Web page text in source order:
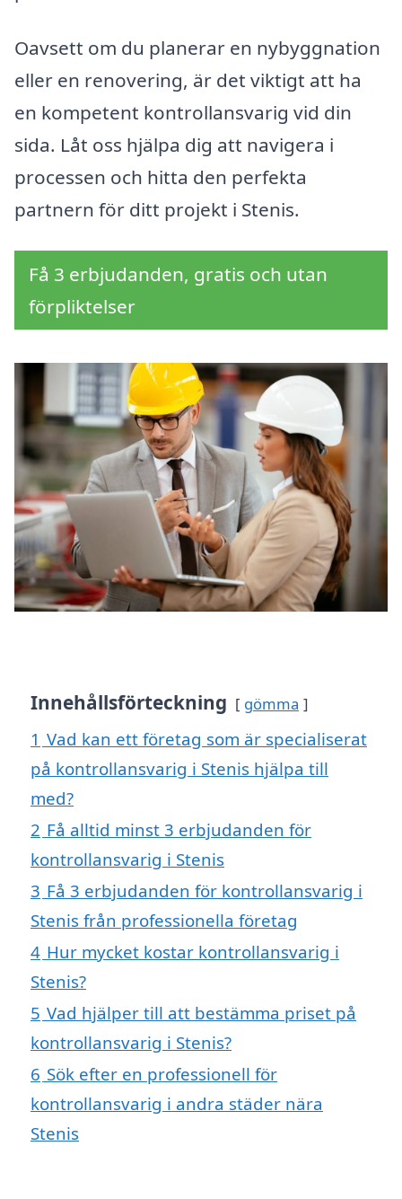
Oavsett om du planerar en nybyggnation
eller en renovering, är det viktigt att ha
en kompetent kontrollansvarig vid din
sida. Låt oss hjälpa dig att navigera i
processen och hitta den perfekta
partnern för ditt projekt i Stenis.
Få 3 erbjudanden, gratis och utan
förpliktelser
Innehållsförteckning gömma
1 Vad kan ett företag som är specialiserat
på kontrollansvarig i Stenis hjälpa till
med?
2 Få alltid minst 3 erbjudanden för
kontrollansvarig i Stenis
3 Få 3 erbjudanden för kontrollansvarig i
Stenis från professionella företag
4 Hur mycket kostar kontrollansvarig i
Stenis?
5 Vad hjälper till att bestämma priset på
kontrollansvarig i Stenis?
6 Sök efter en professionell för
kontrollansvarig i andra städer nära
Stenis